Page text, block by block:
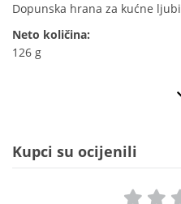
Dopunska hrana za kućne
Neto količina:
126 g
Kupci su ocijenili